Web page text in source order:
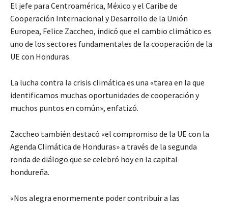
El jefe para Centroamérica, México y el Caribe de
Cooperación Internacional y Desarrollo de la Unión
Europea, Felice Zaccheo, indicó que el cambio climático es
uno de los sectores fundamentales de la cooperación de la
UE con Honduras.
La lucha contra la crisis climática es una «tarea en la que
identificamos muchas oportunidades de cooperación y
muchos puntos en común», enfatizó.
Zaccheo también destacó «el compromiso de la UE con la
Agenda Climática de Honduras» a través de la segunda
ronda de diálogo que se celebró hoy en la capital
hondureña.
«Nos alegra enormemente poder contribuir a las